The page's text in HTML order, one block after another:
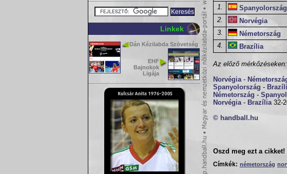
Linkek
Dán Kézilabda Szövetség
EHF
Bajnokok
Ligája
1.
Spanyolország
2.
Norvégia
3.
Németország
4.
Brazília
Az előző mérkőzéseken:
Norvégia -
Spanyolország -
Németország -
Norvégia - Brazília 32-
© handball.hu
Oszd meg ezt a cikket!
Címkék: németország